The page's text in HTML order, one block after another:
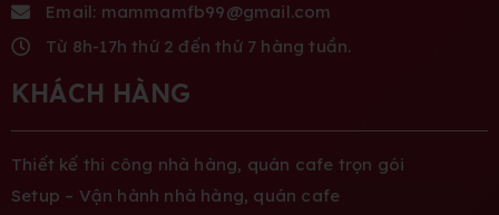
Email: mammamfb99@gmail.com
Từ 8h-17h thứ 2 đến thứ 7 hàng tuần.
KHÁCH HÀNG
Thiết kế thi công nhà hàng, quán cafe trọn gói
Setup – Vận hành nhà hàng, quán cafe